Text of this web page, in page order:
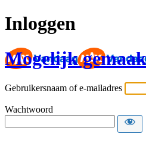
Inloggen
Mogelijk
Gebruikersnaam of e-mailadres
Wachtwoord